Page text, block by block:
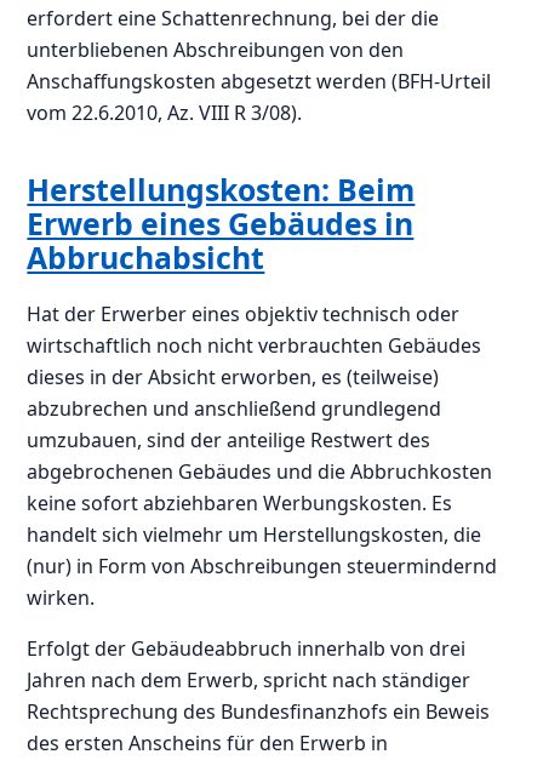
erfordert eine Schattenrechnung, bei der die
unterbliebenen Abschreibungen von den
Anschaffungskosten abgesetzt werden (BFH-Urteil
vom 22.6.2010, Az. VIII R 3/08).
Herstellungskosten: Beim
Erwerb eines Gebäudes in
Abbruchabsicht
Hat der Erwerber eines objektiv technisch oder
wirtschaftlich noch nicht verbrauchten Gebäudes
dieses in der Absicht erworben, es (teilweise)
abzubrechen und anschließend grundlegend
umzubauen, sind der anteilige Restwert des
abgebrochenen Gebäudes und die Abbruchkosten
keine sofort abziehbaren Werbungskosten. Es
handelt sich vielmehr um Herstellungskosten, die
(nur) in Form von Abschreibungen steuermindernd
wirken.
Erfolgt der Gebäudeabbruch innerhalb von drei
Jahren nach dem Erwerb, spricht nach ständiger
Rechtsprechung des Bundesfinanzhofs ein Beweis
des ersten Anscheins für den Erwerb in